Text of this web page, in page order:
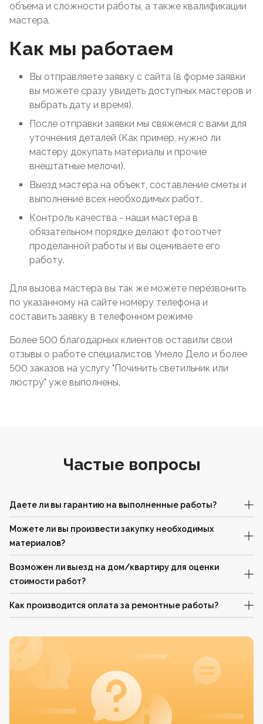
объема и сложности работы, а также квалификации
мастера.
Как мы работаем
Вы отправляете заявку с сайта (в форме заявки
вы можете сразу увидеть доступных мастеров и
выбрать дату и время).
После отправки заявки мы свяжемся с вами для
уточнения деталей (Как пример, нужно ли
мастеру докупать материалы и прочие
внештатные мелочи).
Выезд мастера на объект, составление сметы и
выполнение всех необходимых работ.
Контроль качества - наши мастера в
обязательном порядке делают фотоотчет
проделанной работы и вы оцениваете его
работу.
Для вызова мастера вы так же можете перезвонить
по указанному на сайте номеру телефона и
составить заявку в телефонном режиме
Более 500 благодарных клиентов оставили свои
отзывы о работе специалистов Умело Дело и более
500 заказов на услугу "Починить светильник или
люстру" уже выполнены.
Частые вопросы
Даете ли вы гарантию на выполненные работы?
Можете ли вы произвести закупку необходимых
материалов?
Возможен ли выезд на дом/квартиру для оценки
стоимости работ?
Как производится оплата за ремонтные работы?